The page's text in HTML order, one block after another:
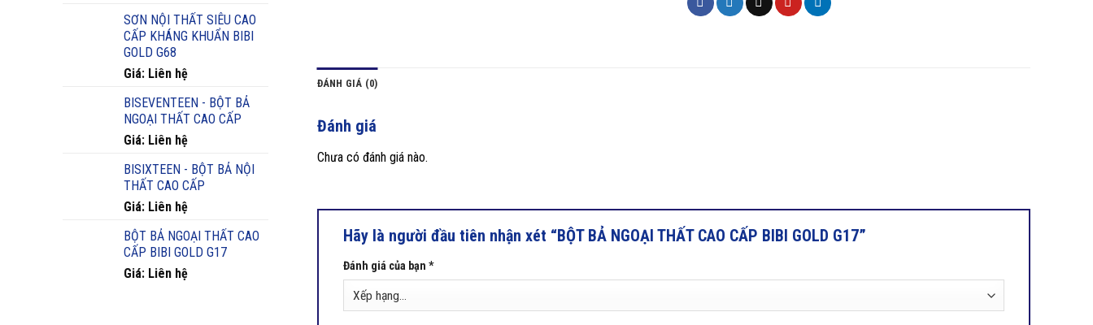
SƠN NỘI THẤT SIÊU CAO
CẤP KHÁNG KHUẨN BIBI
GOLD G68
Giá: Liên hệ
BISEVENTEEN - BỘT BẢ
NGOẠI THẤT CAO CẤP
Giá: Liên hệ
BISIXTEEN - BỘT BẢ NỘI
THẤT CAO CẤP
Giá: Liên hệ
BỘT BẢ NGOẠI THẤT CAO
CẤP BIBI GOLD G17
Giá: Liên hệ
ĐÁNH GIÁ (0)
Đánh giá
Chưa có đánh giá nào.
Hãy là người đầu tiên nhận xét “BỘT BẢ NGOẠI THẤT CAO CẤP BIBI GOLD G17”
Đánh giá của bạn *